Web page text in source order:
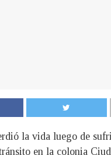
la vida luego de
en la colonia